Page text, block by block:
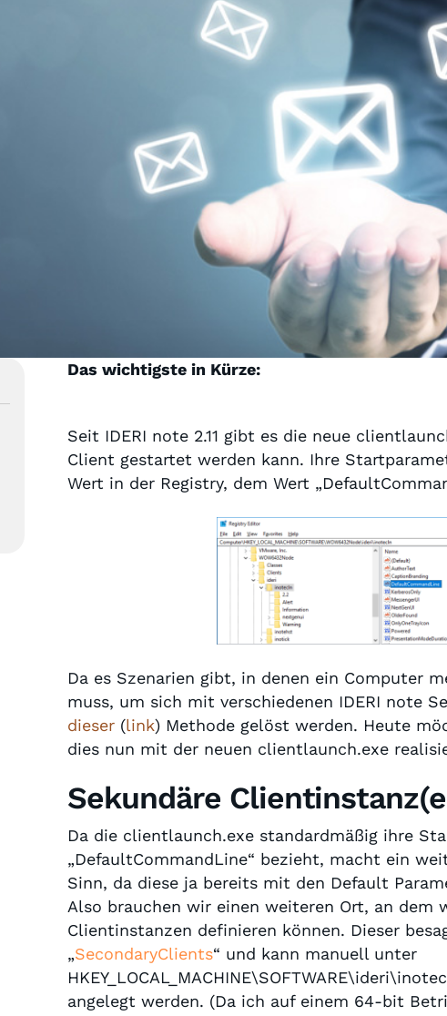
Das wichtigste in Kürze:
Seit IDERI note 2.11 gibt es die neue
Client gestartet werden kann. Ihre
Wert in der Registry, dem Wert
Da es Szenarien gibt, in denen ein Computer
muss, um sich mit verschiedenen IDERI note
dieser(link) Methode gelöst werden. Heute
dies nun mit der neuen clientlaunch.exe
Sekundäre
Da die clientlaunch.exe standardmäßig ihre
„DefaultCommandLine“ bezieht, macht ein
Sinn, da diese ja bereits mit den Default
Also brauchen wir einen weiteren Ort, an dem
Clientinstanzen definieren können. Dieser
„SecondaryClients“ und kann manuell unter
angelegt werden. (Da ich auf einem 64-bit